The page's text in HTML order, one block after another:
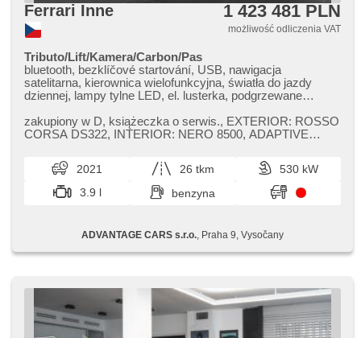
Ferrari Inne 1 423 481 PLN
możliwość odliczenia VAT
Tributo/Lift/Kamera/Carbon/Pas
bluetooth, bezklíčové startování, USB, nawigacja
satelitarna, kierownica wielofunkcyjna, światła do jazdy
dziennej, lampy tylne LED, el. lusterka, podgrzewane
centralny zamek, řazení pádly pod volantem, regulacja
wysokości podwozia , klimatronic, zamykanie centralne -
přední, termometr zewnętrzny, sportowe podwozie,
końcówka tłumika, zadní pohon, automat, spełnia EURO VI
zakupiony w D,​ książeczka o serwis.,​ EXTERIOR: ROSSO
CORSA DS322,​ INTERIOR: NERO 8500,​ ADAPTIVE
2021 26 tkm
530 kW
3.9 l
benzyna
ADVANTAGE CARS s.r.o. , Praha 9, Vysočany